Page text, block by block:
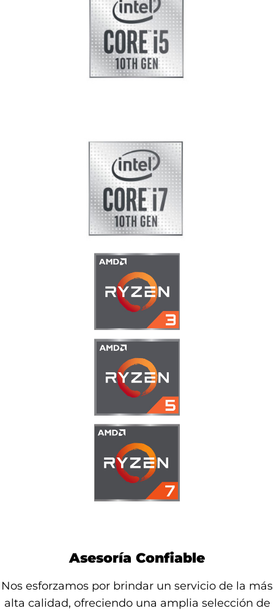
Asesoría Confiable
Nos esforzamos por brindar un servicio de la más
alta calidad, ofreciendo una amplia selección de